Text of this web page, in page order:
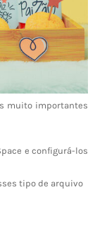
muito importantes
e configurá-los
tipo de arquivo